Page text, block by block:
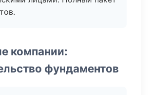
компании:
фундаментов